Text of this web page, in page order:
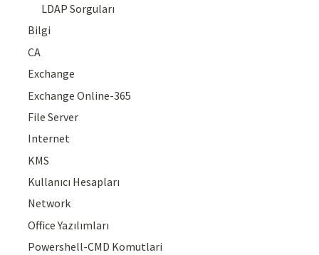
LDAP Sorguları
Bilgi
CA
Exchange
Exchange Online-365
File Server
Internet
KMS
Kullanıcı Hesapları
Network
Office Yazılımları
Powershell-CMD Komutlari